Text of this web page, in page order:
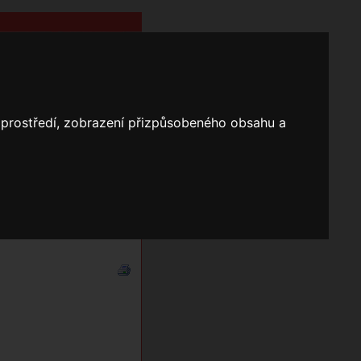
zobrazení přizpůsobeného obsahu a